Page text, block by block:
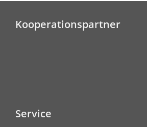
Kooperationspartner
Service